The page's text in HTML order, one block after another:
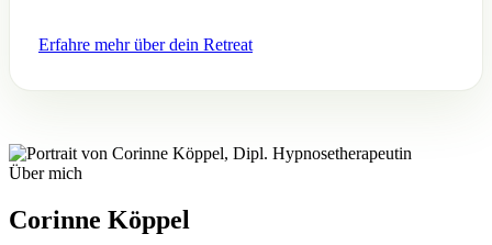
Erfahre mehr über dein Retreat
Über mich
Corinne Köppel